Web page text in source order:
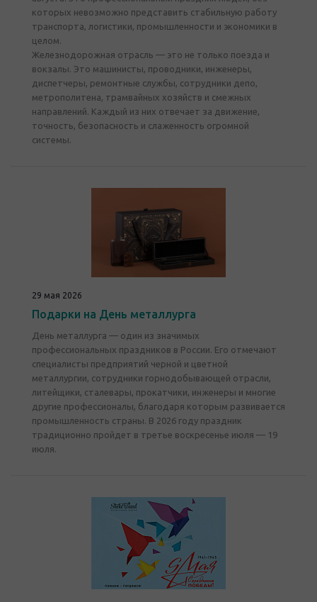
которых невозможно представить стабильную работу
транспорта, логистики, промышленности и экономики в
целом.
Железнодорожная отрасль — это не только поезда и
вокзалы. Это машинисты, проводники, инженеры,
диспетчеры, ремонтные службы, сотрудники депо,
метрополитена, трамвайных хозяйств и смежных
направлений. Каждый из них отвечает за движение,
точность, безопасность и слаженность огромной
системы.
29 мая 2026
Подарки на День металлурга
День металлурга — один из значимых
профессиональных праздников в России. Его отмечают
специалисты предприятий черной и цветной
металлургии, сотрудники горнодобывающей отрасли,
литейщики, сталевары, прокатчики, инженеры и многие
другие профессионалы, благодаря которым развивается
промышленность страны. В 2026 году праздник
традиционно пройдет в третье воскресенье июля — 19
июля.